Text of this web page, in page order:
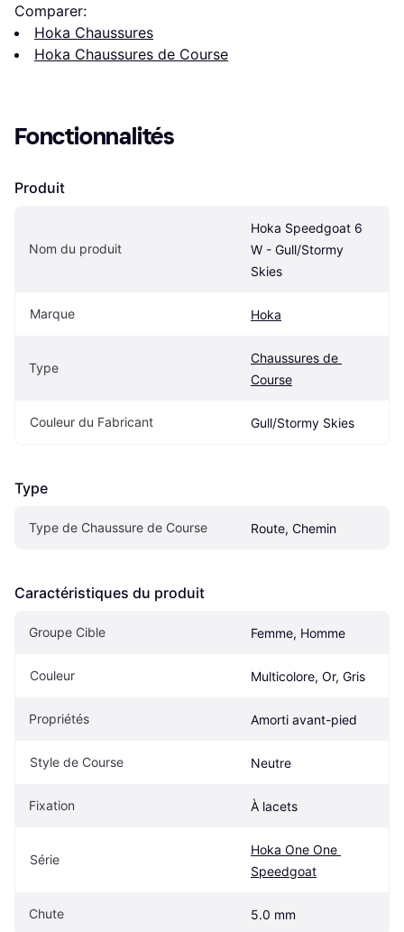
Comparer:
Hoka Chaussures
Hoka Chaussures de Course
Fonctionnalités
Produit
Nom du produit
Hoka Speedgoat 6
W - Gull/Stormy
Skies
Marque Hoka
Type
Chaussures de
Course
Couleur du Fabricant Gull/Stormy Skies
Type
Type de Chaussure de Course Route, Chemin
Caractéristiques du produit
Groupe Cible Femme, Homme
Couleur Multicolore, Or, Gris
Propriétés Amorti avant-pied
Style de Course Neutre
Fixation À lacets
Série
Hoka One One
Speedgoat
Chute 5.0 mm